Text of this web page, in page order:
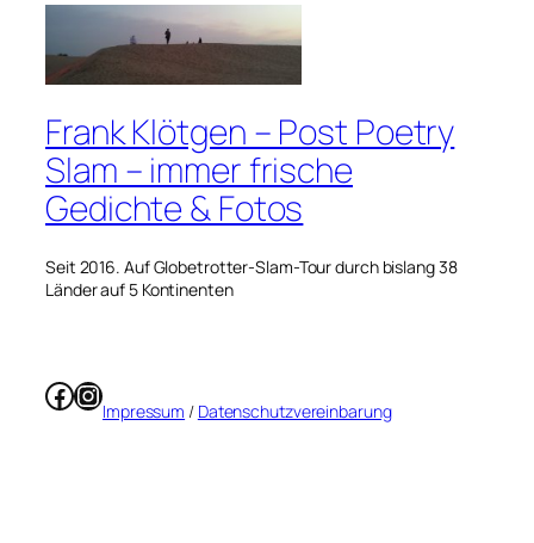
Frank Klötgen – Post Poetry
Slam – immer frische
Gedichte & Fotos
Seit 2016. Auf Globetrotter-Slam-Tour durch bislang 38
Länder auf 5 Kontinenten
Facebook
Instagram
Impressum / Datenschutzvereinbarung